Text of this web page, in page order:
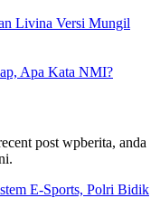
Livina Versi Mungil
Apa Kata NMI?
post wpberita, anda